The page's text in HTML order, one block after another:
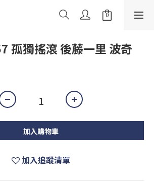
孤獨搖滾 後藤一里 波奇
加入購物車
加入追蹤清單